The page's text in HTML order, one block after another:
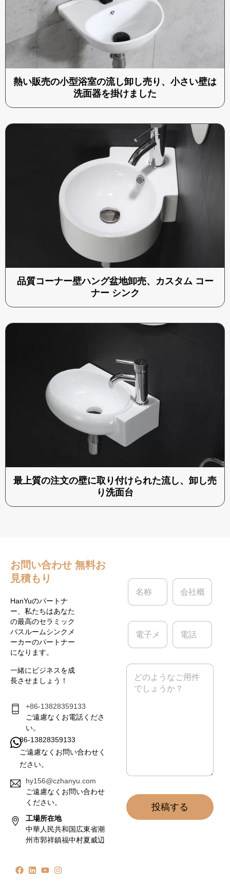
熱い販売の小型浴室の流し卸し売り、小さい壁は
洗面器を掛けました
品質コーナー壁ハング盆地卸売、カスタム コー
ナー シンク
最上質の注文の壁に取り付けられた流し、卸し売
り洗面台
お問い合わせ 無料お
見積もり
HanYuのパートナ
ー、私たちはあなた
の最高のセラミック
バスルームシンクメ
ーカーのパートナー
になります。
一緒にビジネスを成
長させましょう！
+86-13828359133
ご遠慮なくお電話くださ
い。
86-13828359133
ご遠慮なくお問い合わせく
ださい。
hy156@czhanyu.com
ご遠慮なくお問い合わせ
ください。
工場所在地
中華人民共和国広東省潮
州市郭祥鎮福中村夏威辺
名
*
会
概
電
メ
ル
電
メ
投稿する